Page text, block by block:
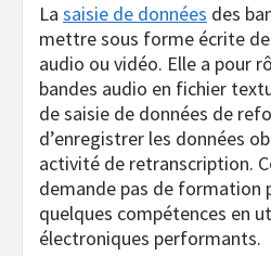
La saisie de données des
mettre sous forme écrite
audio ou vidéo. Elle a pour
bandes audio en fichier
de saisie de données de
d’enregistrer les données
activité de retranscription.
demande pas de formation
quelques compétences en
électroniques performants.